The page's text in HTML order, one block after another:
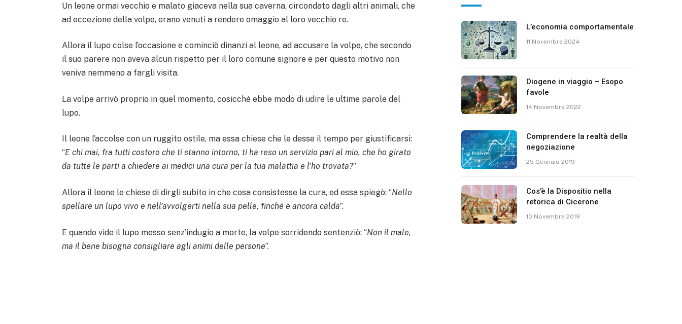
Un leone ormai vecchio e malato giaceva nella sua caverna, circondato dagli altri animali, che
ad eccezione della volpe, erano venuti a rendere omaggio al loro vecchio re.
Allora il lupo colse l’occasione e cominciò dinanzi al leone, ad accusare la volpe, che secondo
il suo parere non aveva alcun rispetto per il loro comune signore e per questo motivo non
veniva nemmeno a fargli visita.
La volpe arrivò proprio in quel momento, cosicché ebbe modo di udire le ultime parole del
lupo.
Il leone l’accolse con un ruggito ostile, ma essa chiese che le desse il tempo per giustificarsi:
“E chi mai, fra tutti costoro che ti stanno intorno, ti ha reso un servizio pari al mio, che ho girato
da tutte le parti a chiedere ai medici una cura per la tua malattia e l’ho trovata?”
Allora il leone le chiese di dirgli subito in che cosa consistesse la cura, ed essa spiegò: “Nello
spellare un lupo vivo e nell’avvolgerti nella sua pelle, finché è ancora calda”.
E quando vide il lupo messo senz’indugio a morte, la volpe sorridendo sentenziò: “Non il male,
ma il bene bisogna consigliare agli animi delle persone”.
L’economia comportamentale
11 Novembre 2024
Diogene in viaggio – Esopo
favole
14 Novembre 2022
Comprendere la realtà della
negoziazione
25 Gennaio 2019
Cos’è la Dispositio nella
retorica di Cicerone
10 Novembre 2019